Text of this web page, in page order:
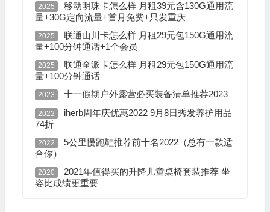
2025
移动明珠卡怎么样 月租39元含130G通用流
量+30G定向流量+首月免费+只发重庆
2025
联通山川卡怎么样 月租29元包150G通用流
量+100分钟通话+1个会员
2025
联通全派卡怎么样 月租29元包150G通用流
量+100分钟通话
2023 十一假期户外露营必买装备清单推荐2023
2022
iherb周年庆优惠2022 9月8日秀发养护用品
74折
2022
5公里慢跑鞋推荐前十名2022（总有一款适
合你）
2020
2021年值得买的升降儿童桌椅套装推荐 坐
姿比成绩更重要